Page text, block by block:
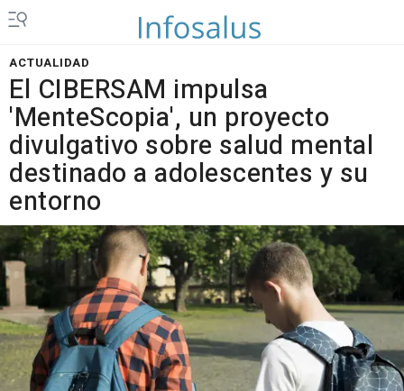
ACTUALIDAD
El CIBERSAM impulsa
'MenteScopia', un proyecto
divulgativo sobre salud mental
destinado a adolescentes y su
entorno